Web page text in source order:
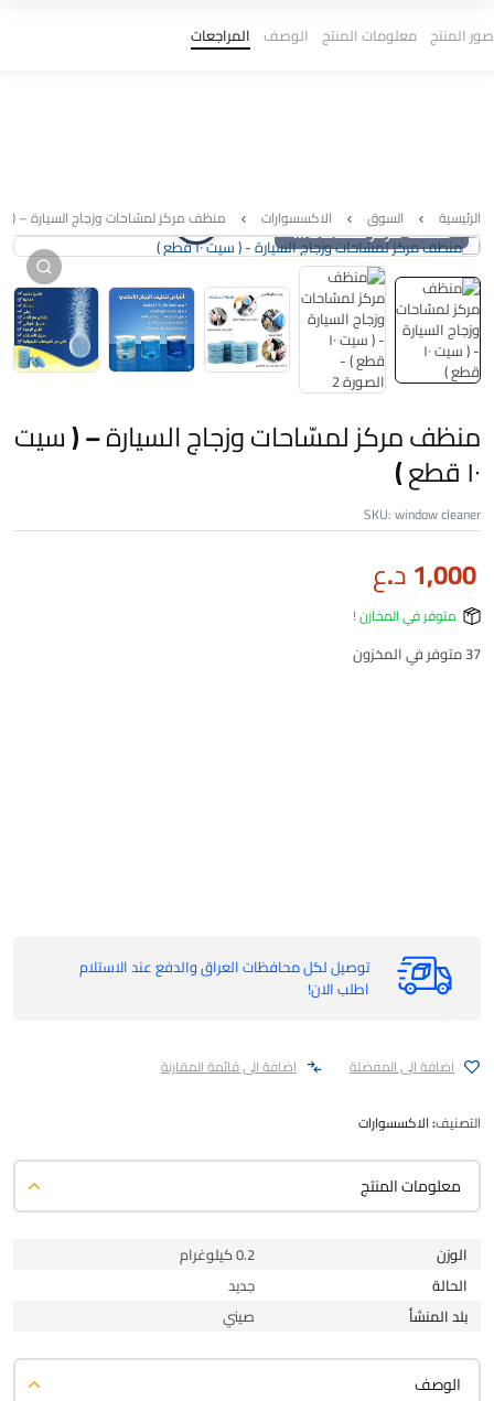
الرئيسية السوق الاكسسوارات منظف مركز لمسّاحات وزجاج السيارة – ( سيت ١٠
صور المنتج معلومات المنتج الوصف المراجعات
منظف مركز لمسّاحات وزجاج السيارة – ( سيت ١٠ قطع )
منظف مركز لمسّاحات وزجاج السيارة – ( سيت
١٠ قطع )
SKU:window cleaner
1,000د.ع
متوفر في المخازن !
37 متوفر في المخزون
توصيل لكل محافظات العراق والدفع عند الاستلام
اطلب الان!
اضافة الى المفضلة اضافة الى قائمة المقارنة
التصنيف:الاكسسوارات
معلومات المنتج
الوزن
0.2 كيلوغرام
الحالة
جديد
بلد المنشأ
صيني
الوصف